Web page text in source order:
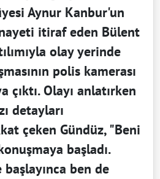
Aynur Kanbur'un
itiraf eden Bülent
olay yerinde
polis kamerası
Olayı anlatırken
detayları
çeken Gündüz, "Beni
başladı.
ben de